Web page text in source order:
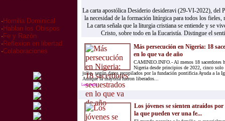
· Homilia Dominical
· Hablan los Obispos
· Fe y Razón
· Reflexion en libertad
·Colaboraciones
La carta apostólica Desiderio desideravi (29-VI-2022), del
la necesidad de la formación litúrgica para todos los fieles,
La carta señala que la liturgia cristiana se entiende y se
Cristo, sobre todo en la Eucaristía. Distingue el
Más persecución en Nigeria: 18
en lo que va de año
CAMINEO.INFO.- Al menos 18 sacerdotes
Nigeria desde principios de 2022, cinco solo
julio, según datos recopilados por la fundación pontificia Ayuda a la
Aunque la mayoría fueron liberados...
Leer más
Los jóvenes se sienten atraídos
la que pueden ver una fe...